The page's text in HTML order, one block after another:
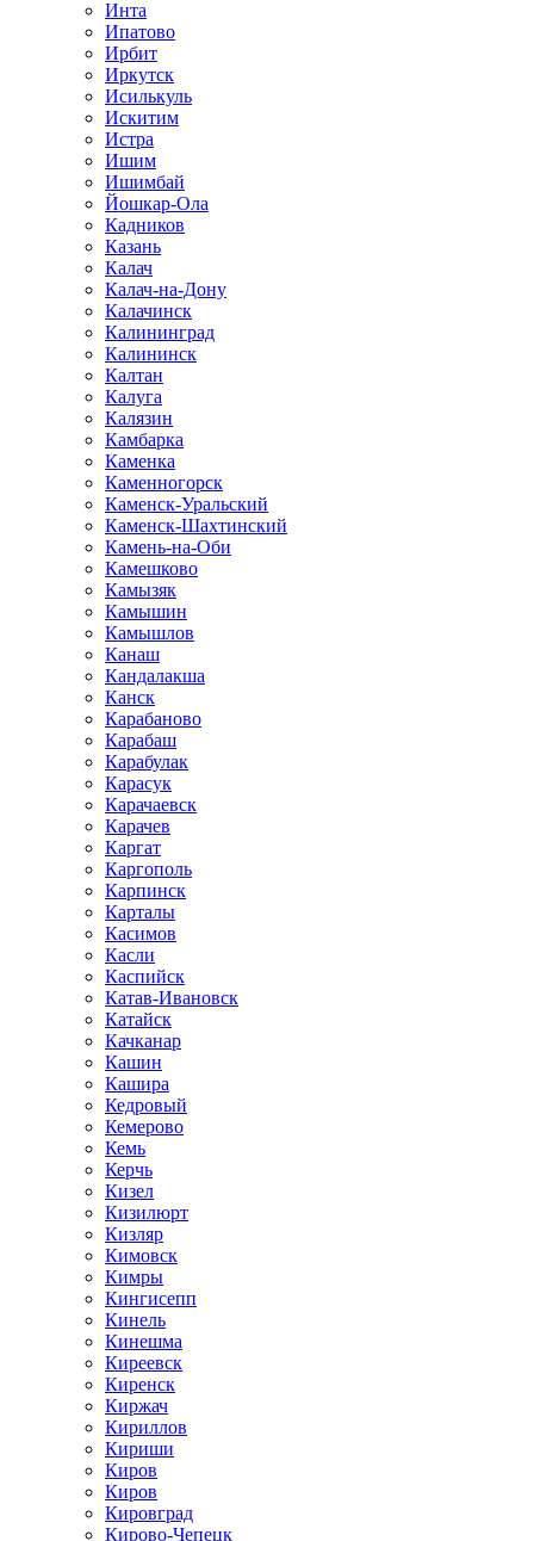
Инта
Ипатово
Ирбит
Иркутск
Исилькуль
Искитим
Истра
Ишим
Ишимбай
Йошкар-Ола
Кадников
Казань
Калач
Калач-на-Дону
Калачинск
Калининград
Калининск
Калтан
Калуга
Калязин
Камбарка
Каменка
Каменногорск
Каменск-Уральский
Каменск-Шахтинский
Камень-на-Оби
Камешково
Камызяк
Камышин
Камышлов
Канаш
Кандалакша
Канск
Карабаново
Карабаш
Карабулак
Карасук
Карачаевск
Карачев
Каргат
Каргополь
Карпинск
Карталы
Касимов
Касли
Каспийск
Катав-Ивановск
Катайск
Качканар
Кашин
Кашира
Кедровый
Кемерово
Кемь
Керчь
Кизел
Кизилюрт
Кизляр
Кимовск
Кимры
Кингисепп
Кинель
Кинешма
Киреевск
Киренск
Киржач
Кириллов
Кириши
Киров
Киров
Кировград
Кирово-Чепецк